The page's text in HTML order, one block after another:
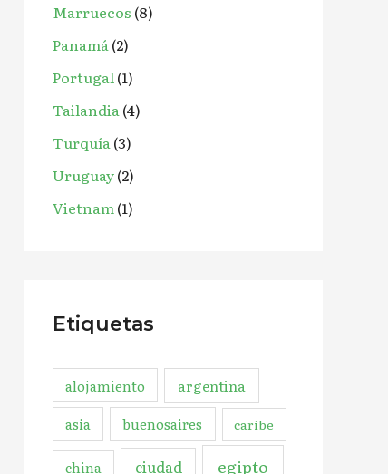
Marruecos (8)
Panamá(2)
Portugal(1)
Tailandia(4)
Turquía(3)
Uruguay(2)
Vietnam(1)
Etiquetas
alojamiento argentina
asia buenosaires caribe
china ciudad egipto